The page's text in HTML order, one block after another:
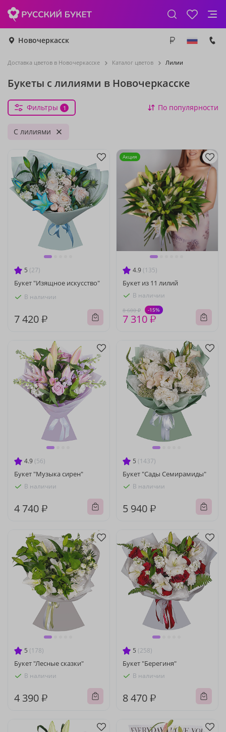
Новочеркасск
Доставка цветов в Новочеркасске Каталог цветов Лилии
Букеты с лилиями в Новочеркасске
Фильтры 1 По популярности
С лилиями
5 (27)
Букет "Изящное искусство"
В наличии
7 420 ₽
4.9 (135)
Букет из 11 лилий
В наличии
8 600 ₽ -15%
7 310 ₽
Акция
4.9 (56)
Букет "Музыка сирен"
В наличии
4 740 ₽
5 (1437)
Букет "Сады Семирамиды"
В наличии
5 940 ₽
5 (178)
Букет "Лесные сказки"
В наличии
4 390 ₽
5 (258)
Букет "Берегиня"
В наличии
8 470 ₽